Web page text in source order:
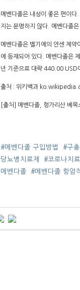
메벤다졸은 내성이 좋은 편이
지는 분명하지 않다. 메벤다졸
메벤다졸은 벨기에의 얀센 제
에 등재되어 있다. 메벤다졸은
년 기준으로 대략 440.00 USD
출처 : 위키백과
[출처] 메벤다졸, 헝가리산 베
#메벤다졸 구입방법
#구
당뇨병치료제
#코로나치
메벤다졸
#메벤다졸 항암